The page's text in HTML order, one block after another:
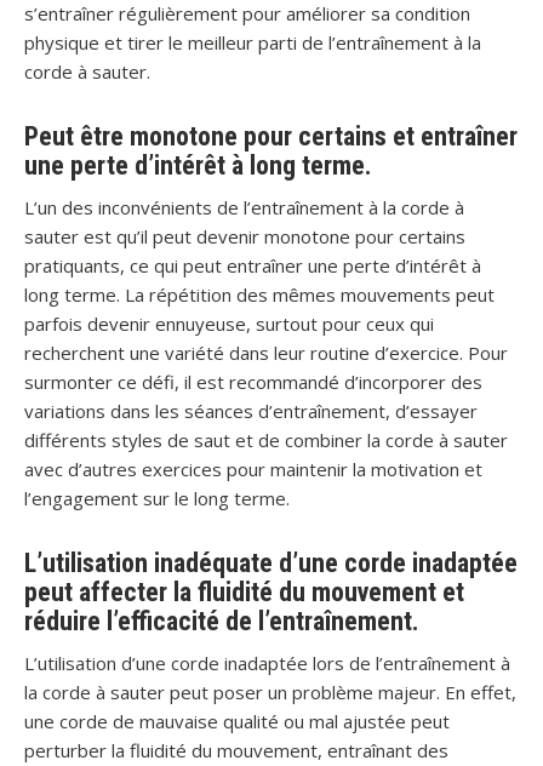
s’entraîner régulièrement pour améliorer sa condition
physique et tirer le meilleur parti de l’entraînement à la
corde à sauter.
Peut être monotone pour certains et entraîner
une perte d’intérêt à long terme.
L’un des inconvénients de l’entraînement à la corde à
sauter est qu’il peut devenir monotone pour certains
pratiquants, ce qui peut entraîner une perte d’intérêt à
long terme. La répétition des mêmes mouvements peut
parfois devenir ennuyeuse, surtout pour ceux qui
recherchent une variété dans leur routine d’exercice. Pour
surmonter ce défi, il est recommandé d’incorporer des
variations dans les séances d’entraînement, d’essayer
différents styles de saut et de combiner la corde à sauter
avec d’autres exercices pour maintenir la motivation et
l’engagement sur le long terme.
L’utilisation inadéquate d’une corde inadaptée
peut affecter la fluidité du mouvement et
réduire l’efficacité de l’entraînement.
L’utilisation d’une corde inadaptée lors de l’entraînement à
la corde à sauter peut poser un problème majeur. En effet,
une corde de mauvaise qualité ou mal ajustée peut
perturber la fluidité du mouvement, entraînant des